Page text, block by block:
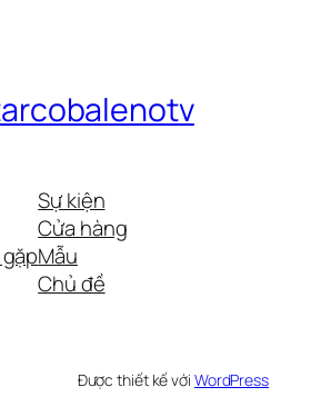
Sự kiện
Cửa hàng
Mẫu
Chủ đề
Được thiết kế với WordPress